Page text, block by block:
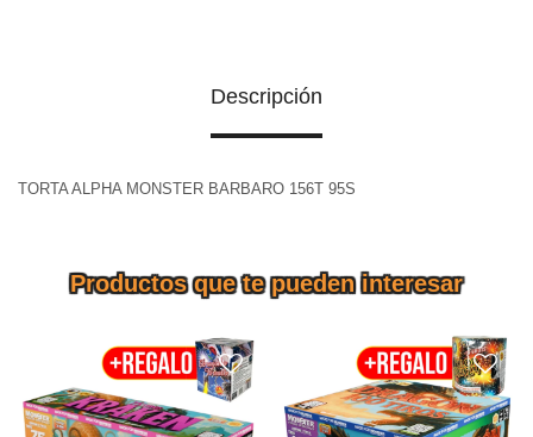
Descripción
TORTA ALPHA MONSTER BARBARO 156T 95S
Productos que te pueden interesar